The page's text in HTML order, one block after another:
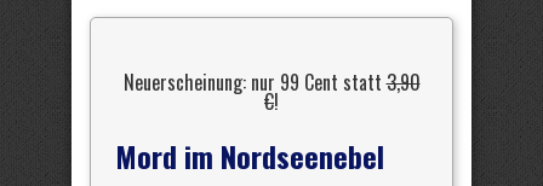
Neuerscheinung: nur 99 Cent statt3,90
€!
Mord im Nordseenebel